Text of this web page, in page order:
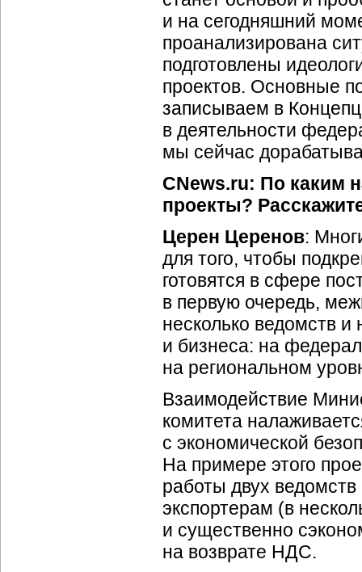
и на сегодняшний
проанализирована
подготовлены
проектов. Основные
записываем в
в деятельности
мы сейчас
CNews.ru: По каким
проекты?
Церен Церенов:
для того, чтобы
готовятся в сфере
в первую очередь,
несколько ведомств
и бизнеса: на
на региональном
Взаимодействие
комитета
с экономической
На примере этого
работы двух
экспортерам (в
и существенно
на возврате НДС.